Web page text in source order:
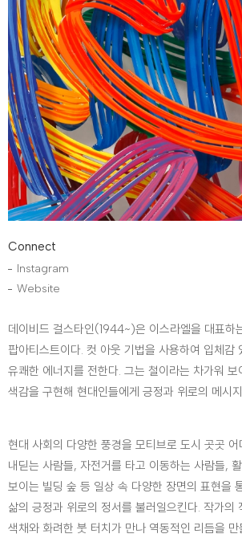
Connect
Instagram
Website
데이비드 걸스타인(1944~)은 이스라엘을 대표하
팝아티스트이다. 컷 아웃 기법을 사용하여 입체감
유쾌한 에너지를 전한다. 그는 철이라는 차가워
색감을 구현해 현대인들에게 긍정과 위로의 메시
현대 사회의 다양한 풍경을 모티브로 도시 곳곳
내딛는 사람들, 자전거를 타고 이동하는 사람들,
보이는 빌딩 숲 등 일상 속 다양한 장면의 표현을
삶의 긍정과 위로의 정서를 불러일으킨다. 작가의
색채와 화려한 붓 터치가 만나 역동적인 리듬을 만